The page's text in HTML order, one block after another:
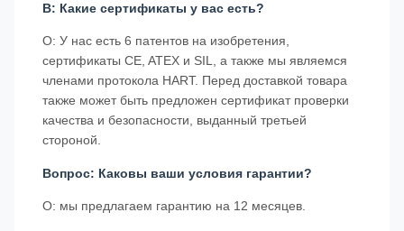
В: Какие сертификаты у вас есть?
О: У нас есть 6 патентов на изобретения,
сертификаты CE, ATEX и SIL, а также мы являемся
членами протокола HART. Перед доставкой товара
также может быть предложен сертификат проверки
качества и безопасности, выданный третьей
стороной.
Вопрос: Каковы ваши условия гарантии?
О: мы предлагаем гарантию на 12 месяцев.